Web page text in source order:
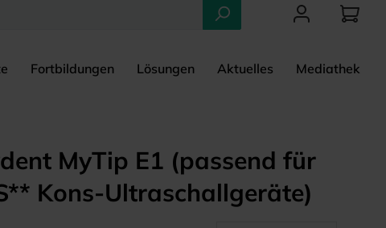
Fortbildungen Lösungen Aktuelles Mediathek
MyTip E1 (passend für
Kons-Ultraschallgeräte)